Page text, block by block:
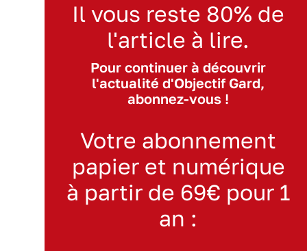
Il vous reste 80% de
l'article à lire.
Pour continuer à découvrir
l'actualité d'Objectif Gard,
abonnez-vous !
Votre abonnement
papier et numérique
à partir de 69€ pour 1
an :